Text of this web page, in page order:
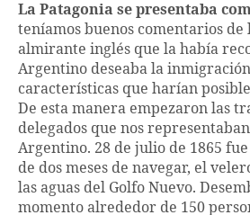
La Patagonia se presentaba
teníamos buenos comentarios de
almirante inglés que la había
Argentino deseaba la
características que harían
De esta manera empezaron las
delegados que nos
Argentino. 28 de julio de 1865
de dos meses de navegar, el
las aguas del Golfo Nuevo.
momento alrededor de 150